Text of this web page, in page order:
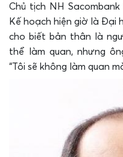
Chủ tịch NH
Kế hoạch hiện giờ là Đại
cho biết bản thân là
thể làm quan, nhưng
“Tôi sẽ không làm quan